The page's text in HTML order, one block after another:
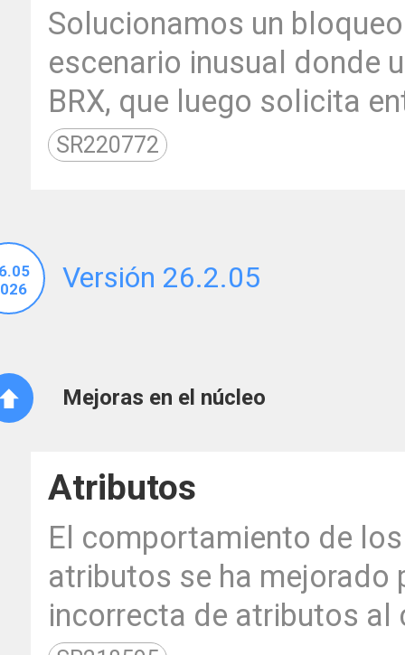
Solucionamos un
escenario inusual donde
BRX, que luego solicita
SR220772
Versión 26.2.05
Mejoras en el núcleo
Atributos
El comportamiento de
atributos se ha mejorado
incorrecta de atributos al